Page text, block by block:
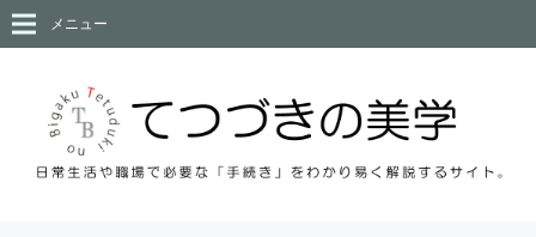
メニュー